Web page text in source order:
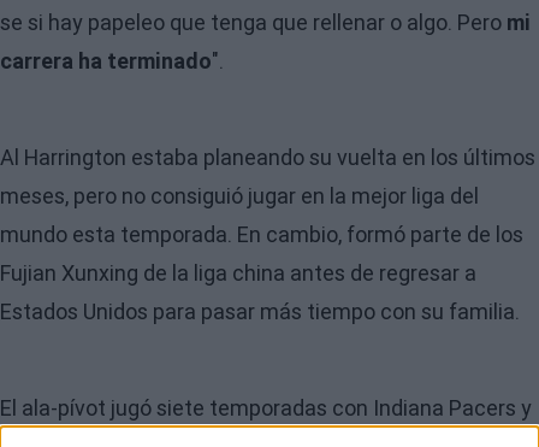
se si hay papeleo que tenga que rellenar o algo. Pero mi
carrera ha terminado".
Al Harrington estaba planeando su vuelta en los últimos
meses, pero no consiguió jugar en la mejor liga del
mundo esta temporada. En cambio, formó parte de los
Fujian Xunxing de la liga china antes de regresar a
Estados Unidos para pasar más tiempo con su familia.
El ala-pívot jugó siete temporadas con Indiana Pacers y